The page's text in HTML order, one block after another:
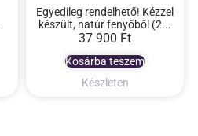
Készleten
37 900 Ft
Egyedileg rendelhető! Kézzel
készült, natúr fenyőből (2...
Kosárba teszem